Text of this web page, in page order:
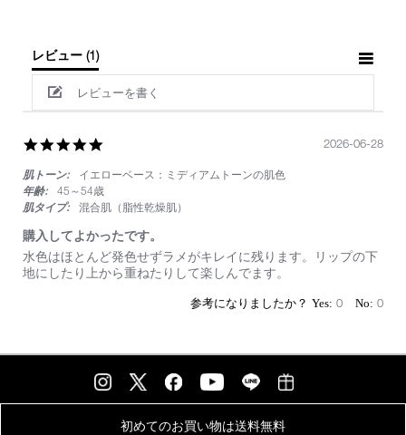
レビュー (1)
レビューを書く
rating
肌トーン:
イエローベース：ミディアムトーンの肌色
年齢:
45～54歳
肌タイプ:
混合肌（脂性乾燥肌）
購入してよかったです。
Review
by
review
stating
で
水色はほとんど発色せずラメがキレイに残ります。リップの下
地にしたり上から重ねたりして楽しんでます。
2026-06-28
0 0
初めてのお買い物は送料無料